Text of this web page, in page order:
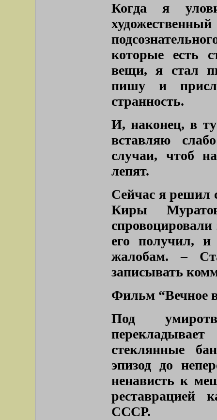
Когда я
которые есть
вещи, я стал
пишу и
странность.
И, наконец, в
вставляю
случаи, чтоб
лепят.
Сейчас я решил
Киры
спровоцировали
его получил, и
жалобам. –
записывать
Фильм “Вечное
Под
стеклянные
эпизод до
ненависть к
реставрацией
СССР.